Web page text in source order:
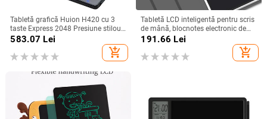
Tabletă grafică Huion H420 cu 3
taste Express 2048 Presiune stilou
digital tabletă Pad de semnătură
pentru desen animat OSU Gaming
583.07 Lei
add_shopping_cart
Tabletă LCD inteligentă pentru scris
de mână, blocnotes electronic de
10,1 inci, cu carcasă din piele
artificială, tablă de desen pentru
muncă și studiu, multifuncțională
191.66 Lei
add_shopping_cart